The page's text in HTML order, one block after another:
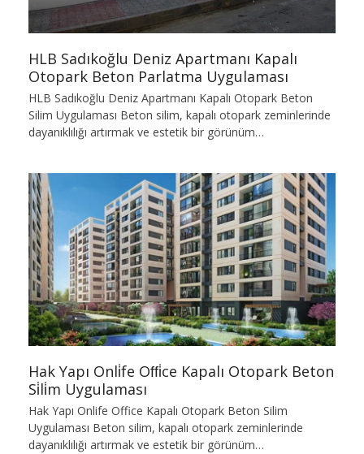
HLB Sadıkoğlu Deniz Apartmanı Kapalı
Otopark Beton Parlatma Uygulaması
HLB Sadıkoğlu Deniz Apartmanı Kapalı Otopark Beton
Silim Uygulaması Beton silim, kapalı otopark zeminlerinde
dayanıklılığı artırmak ve estetik bir görünüm…
Hak Yapı Onli̇fe Offi̇ce Kapalı Otopark Beton
Si̇li̇m Uygulaması
Hak Yapı Onlife Office Kapalı Otopark Beton Silim
Uygulaması Beton silim, kapalı otopark zeminlerinde
dayanıklılığı artırmak ve estetik bir görünüm…